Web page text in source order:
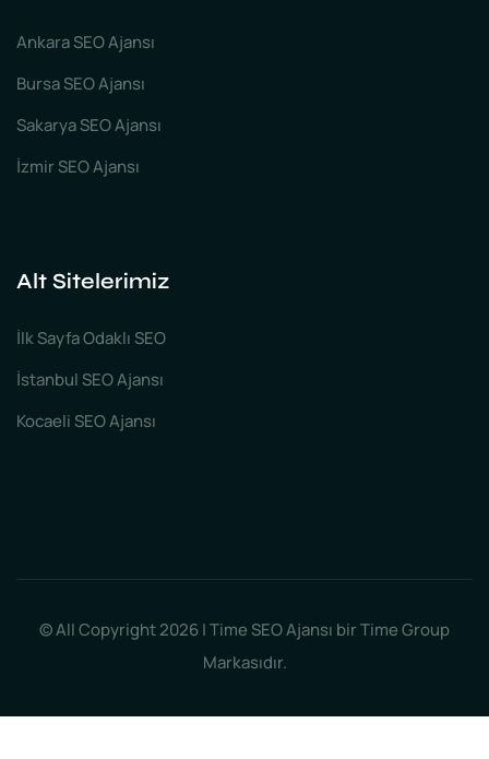
Ankara SEO Ajansı
Bursa SEO Ajansı
Sakarya SEO Ajansı
İzmir SEO Ajansı
Alt Sitelerimiz
İlk Sayfa Odaklı SEO
İstanbul SEO Ajansı
Kocaeli SEO Ajansı
© All Copyright 2026 | Time SEO Ajansı bir Time Group
Markasıdır.